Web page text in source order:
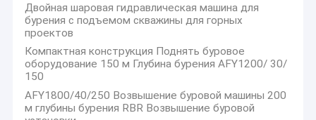
Двойная шаровая гидравлическая машина для
бурения с подъемом скважины для горных
проектов
Компактная конструкция Поднять буровое
оборудование 150 м Глубина бурения AFY1200/ 30/
150
AFY1800/40/250 Возвышение буровой машины 200
м глубины бурения RBR Возвышение буровой